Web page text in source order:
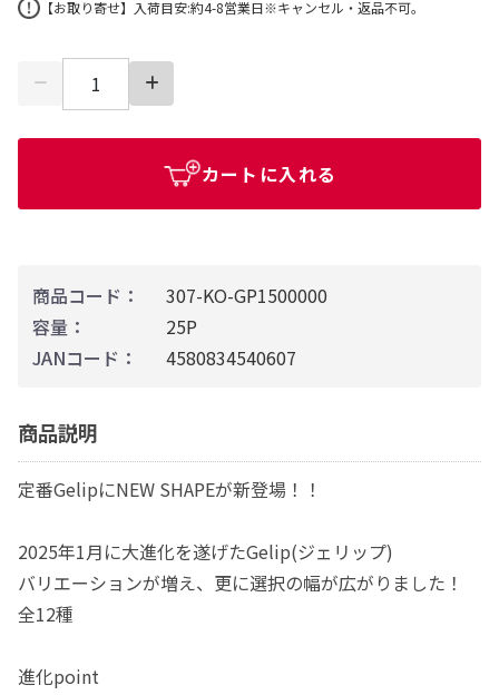
商品コード：
307-KO-GP1500000
容量：
25P
JANコード：
4580834540607
商品説明
定番GelipにNEW SHAPEが新登場！！
2025年1月に大進化を遂げたGelip(ジェリップ)
バリエーションが増え、更に選択の幅が広がりました！
全12種
進化point
【お取り寄せ】入荷目安:約4-8営業日※キャンセル・返品不可。
カートに入れる